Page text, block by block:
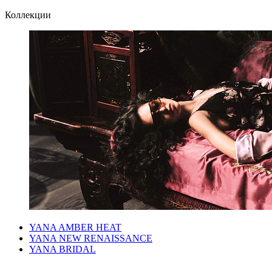
Коллекции
YANA AMBER HEAT
YANA NEW RENAISSANCE
YANA BRIDAL